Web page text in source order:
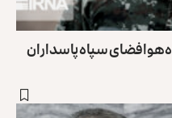
هوافضای سپاه پاسداران